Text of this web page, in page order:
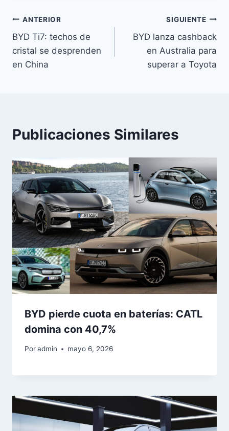
Navegación
de
entradas
ANTERIOR
BYD Ti7: techos de
cristal se desprenden
en China
SIGUIENTE
BYD lanza cashback
en Australia para
superar a Toyota
Publicaciones Similares
BYD pierde cuota en baterías: CATL
domina con 40,7%
Poradmin mayo 6, 2026